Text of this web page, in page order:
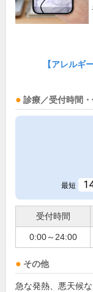
【アレルギ
診療／受付時間・
最短
受付時間
0:00～24:00
その他
急な発熱、悪天候